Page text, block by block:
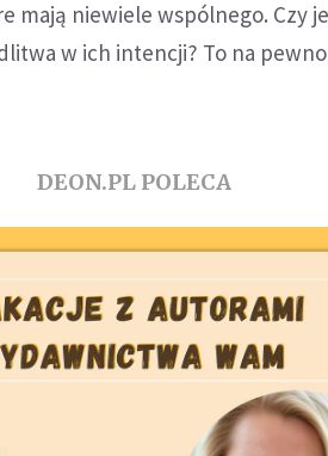
mają niewiele wspólnego. Czy
w ich intencji? To na
DEON.PL POLECA